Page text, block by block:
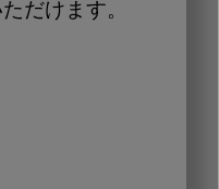
だけます。